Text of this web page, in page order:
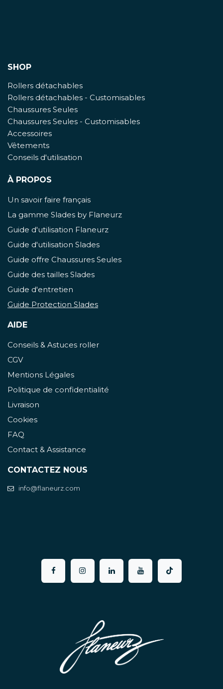
SHOP
Rollers détachables
Rollers détachables - Customisables
Chaussures Seules
Chaussures Seules - Customisables
Accessoires
Vêtements
Conseils d'utilisation
À PROPOS
Un savoir faire français
La gamme Slades by Flaneurz
Guide d'utilisation Flaneurz
Guide d'utilisation Slades
Guide offre Chaussures Seules
Guide des tailles Slades
Guide d'entretien
Guide Protection Slades
AIDE
Conseils & Astuces roller
CGV
Mentions Légales
Politique de confidentialité
Livraison
Cookies
FAQ
Contact & Assistance
CONTACTEZ NOUS
info@flaneurz.com